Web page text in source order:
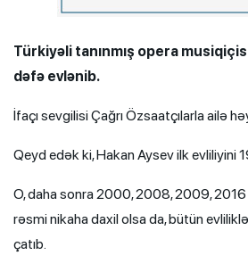
Türkiyəli tanınmış opera
dəfə evlənib.
İfaçı sevgilisi Çağrı Özsaatçılarla ailə
Qeyd edək ki, Hakan Aysev ilk evliliyini
O, daha sonra 2000, 2008, 2009,
rəsmi nikaha daxil olsa da, bütün
çatıb.